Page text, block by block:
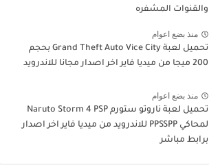
والقنوات المشفره
منذ بضع اعوام
تحميل لعبة Grand Theft Auto Vice City بحجم
200 ميجا من ميديا فاير اخر اصدار مجانا للاندرويد
منذ بضع اعوام
تحميل لعبة ناروتو ستورم Naruto Storm 4 PSP
لمحاكي PPSSPP للاندرويد من ميديا فاير اخر اصدار
برابط مباشر